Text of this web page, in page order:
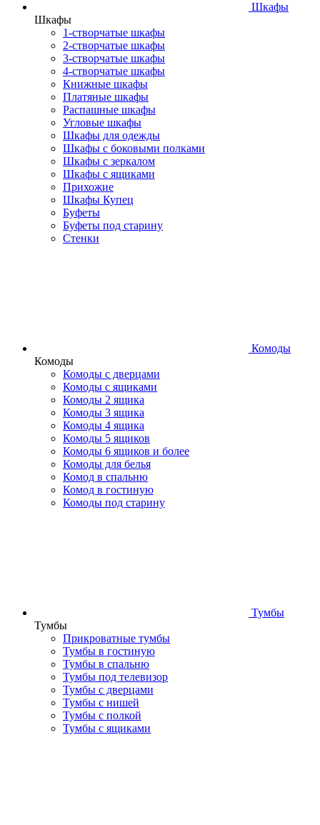
Шкафы
Шкафы
1-створчатые шкафы
2-створчатые шкафы
3-створчатые шкафы
4-створчатые шкафы
Книжные шкафы
Платяные шкафы
Распашные шкафы
Угловые шкафы
Шкафы для одежды
Шкафы с боковыми полками
Шкафы с зеркалом
Шкафы с ящиками
Прихожие
Шкафы Купец
Буфеты
Буфеты под старину
Стенки
Комоды
Комоды
Комоды с дверцами
Комоды с ящиками
Комоды 2 ящика
Комоды 3 ящика
Комоды 4 ящика
Комоды 5 ящиков
Комоды 6 ящиков и более
Комоды для белья
Комод в спальню
Комод в гостиную
Комоды под старину
Тумбы
Тумбы
Прикроватные тумбы
Тумбы в гостиную
Тумбы в спальню
Тумбы под телевизор
Тумбы с дверцами
Тумбы с нишей
Тумбы с полкой
Тумбы с ящиками